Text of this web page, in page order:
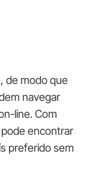
de modo que
navegar
line. Com
encontrar
preferido sem